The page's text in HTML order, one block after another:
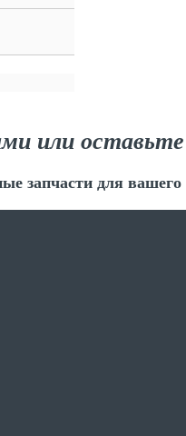
или оставьте
запчасти для вашего